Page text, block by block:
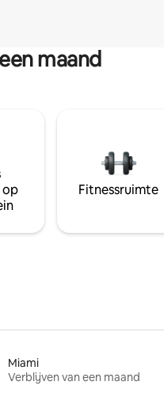
maand
op
Fitnessruimte
Miami
Verblijven van een maand